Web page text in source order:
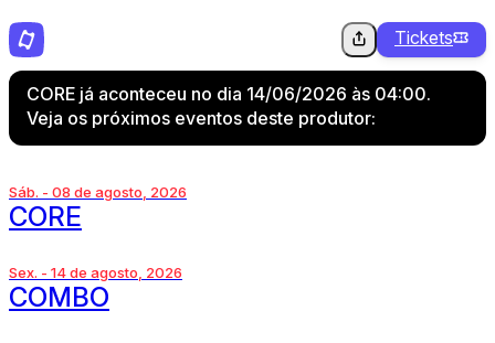
Tickets
CORE já aconteceu no dia 14/06/2026 às 04:00.
Veja os próximos eventos deste produtor:
Sáb. - 08 de agosto, 2026
CORE
Sex. - 14 de agosto, 2026
COMBO